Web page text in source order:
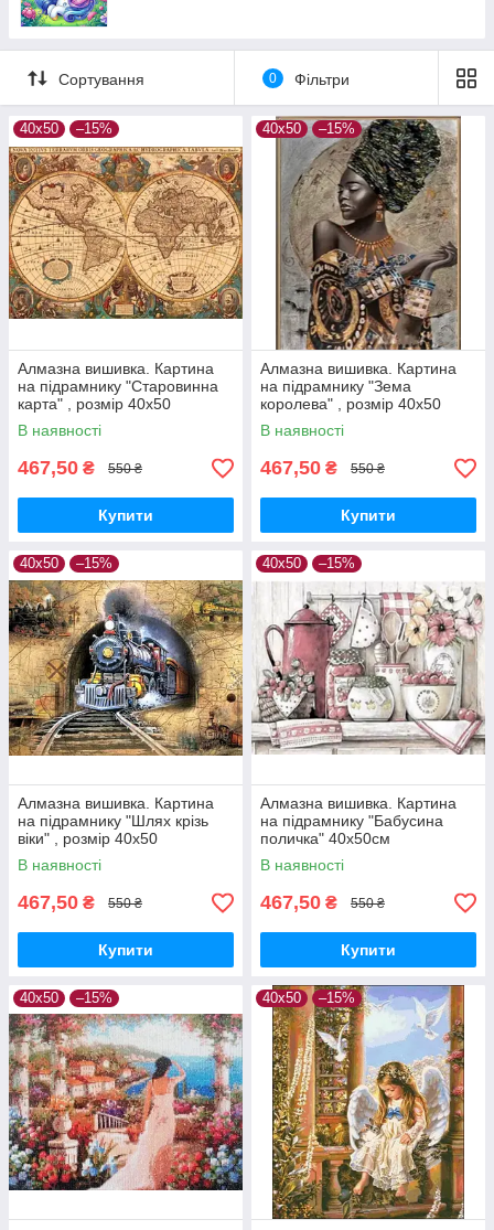
Сортування 0 Фільтри
40х50 –15%
Алмазна вишивка. Картина
на підрамнику "Старовинна
карта" , розмір 40х50
В наявності
467,50 ₴ 550 ₴
Купити
40х50 –15%
Алмазна вишивка. Картина
на підрамнику "Зема
королева" , розмір 40х50
В наявності
467,50 ₴ 550 ₴
Купити
40х50 –15%
Алмазна вишивка. Картина
на підрамнику "Шлях крізь
віки" , розмір 40х50
В наявності
467,50 ₴ 550 ₴
Купити
40х50 –15%
Алмазна вишивка. Картина
на підрамнику "Бабусина
поличка" 40x50см
В наявності
467,50 ₴ 550 ₴
Купити
40х50 –15% 40х50 –15%